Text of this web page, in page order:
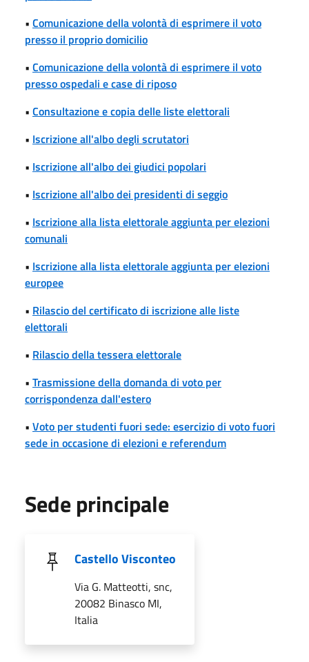
• Comunicazione della volontà di esprimere il voto
presso il proprio domicilio
• Comunicazione della volontà di esprimere il voto
presso ospedali e case di riposo
• Consultazione e copia delle liste elettorali
• Iscrizione all'albo degli scrutatori
• Iscrizione all'albo dei giudici popolari
• Iscrizione all'albo dei presidenti di seggio
• Iscrizione alla lista elettorale aggiunta per elezioni
comunali
• Iscrizione alla lista elettorale aggiunta per elezioni
europee
• Rilascio del certificato di iscrizione alle liste
elettorali
• Rilascio della tessera elettorale
• Trasmissione della domanda di voto per
corrispondenza dall'estero
• Voto per studenti fuori sede: esercizio di voto fuori
sede in occasione di elezioni e referendum
Sede principale
Castello Visconteo
Via G. Matteotti, snc,
20082 Binasco MI,
Italia